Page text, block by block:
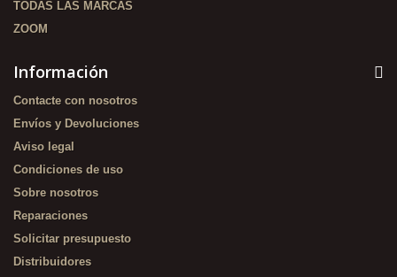
TODAS LAS MARCAS
ZOOM
Información
Contacte con nosotros
Envíos y Devoluciones
Aviso legal
Condiciones de uso
Sobre nosotros
Reparaciones
Solicitar presupuesto
Distribuidores